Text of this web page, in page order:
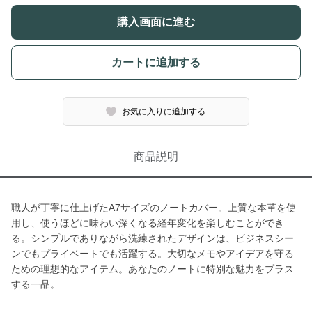
購入画面に進む
カートに追加する
お気に入りに追加する
商品説明
職人が丁寧に仕上げたA7サイズのノートカバー。上質な本革を使
用し、使うほどに味わい深くなる経年変化を楽しむことができ
る。シンプルでありながら洗練されたデザインは、ビジネスシー
ンでもプライベートでも活躍する。大切なメモやアイデアを守る
ための理想的なアイテム。あなたのノートに特別な魅力をプラス
する一品。